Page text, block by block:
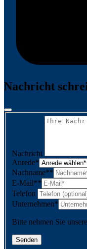
Nachricht
Nachricht
Anrede*
Nachname**
E-Mail**
Telefon
Unternehmen*
Bitte nehmen Sie unsere